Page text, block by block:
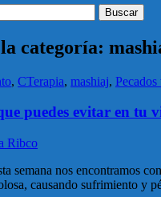
categoría:
, CTerapia, mashiaj, Pecados
puedes evitar en tu
Ribco
semana nos encontramos
causando sufrimiento y